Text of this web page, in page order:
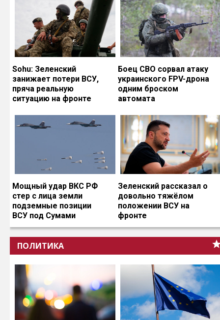
Sohu: Зеленский
занижает потери ВСУ,
пряча реальную
ситуацию на фронте
Боец СВО сорвал атаку
украинского FPV-дрона
одним броском
автомата
Мощный удар ВКС РФ
стер с лица земли
подземные позиции
ВСУ под Сумами
Зеленский рассказал о
довольно тяжёлом
положении ВСУ на
фронте
ПОЛИТИКА